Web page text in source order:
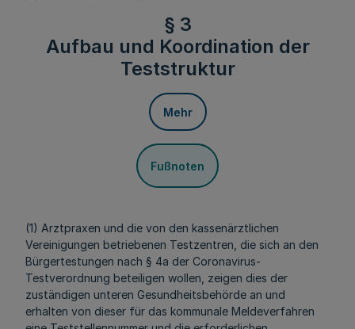
§ 3
Aufbau und Koordination der
Teststruktur
Mehr
Fußnoten
(1) Arztpraxen und die von den kassenärztlichen
Vereinigungen betriebenen Testzentren, die sich an den
Bürgertestungen nach § 4a der Coronavirus-
Testverordnung beteiligen wollen, zeigen dies der
zuständigen unteren Gesundheitsbehörde an und
erhalten von dieser für das kommunale Meldeverfahren